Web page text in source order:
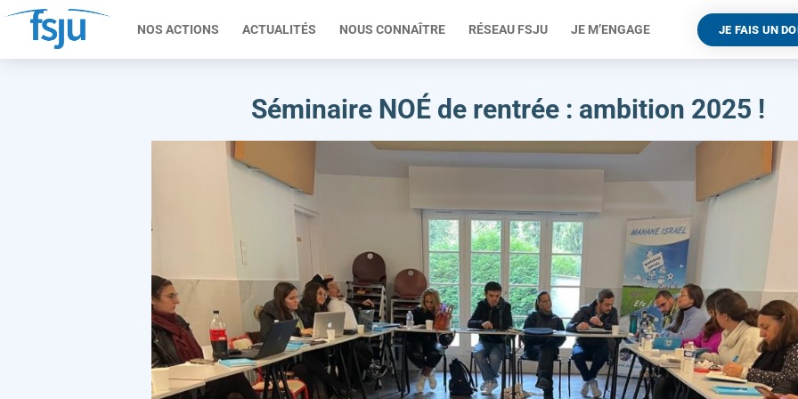
NOS ACTIONS ACTUALITÉS NOUS CONNAÎTRE RÉSEAU FSJU JE M’ENGAGE JE FAIS UN
Séminaire NOÉ de rentrée : ambition 2025 !